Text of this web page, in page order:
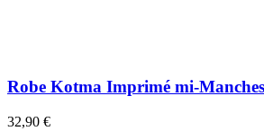
Robe Kotma Imprimé mi-
32,90 €